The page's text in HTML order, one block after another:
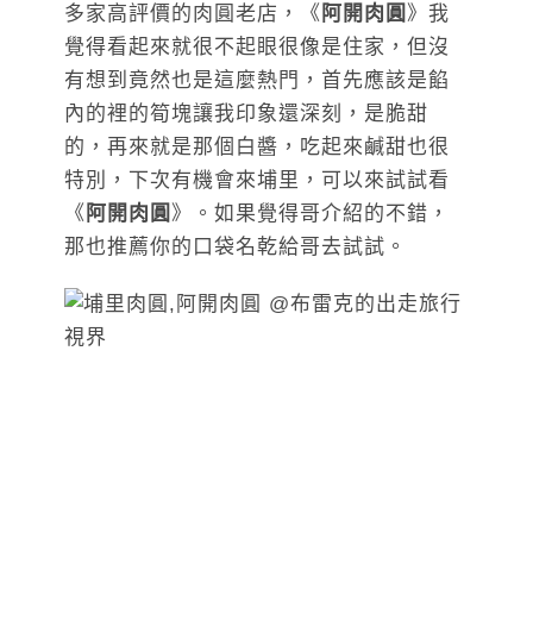
多家高評價的肉圓老店，《 阿開肉圓 》我
覺得看起來就很不起眼很像是住家，但沒
有想到竟然也是這麼熱門，首先應該是餡
內的裡的筍塊讓我印象還深刻，是脆甜
的，再來就是那個白醬，吃起來鹹甜也很
特別，下次有機會來埔里，可以來試試看
《 阿開肉圓 》。如果覺得哥介紹的不錯，
那也推薦你的口袋名乾給哥去試試。